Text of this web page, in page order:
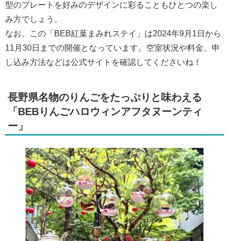
型のプレートを好みのデザインに彩ることもひとつの楽し
み方でしょう。
なお、この「BEB紅葉まみれステイ」は2024年9月1日から
11月30日までの開催となっています。空室状況や料金、申
し込み方法などは公式サイトを確認してくださいね！
長野県名物のりんごをたっぷりと味わえる
「BEBりんごハロウィンアフタヌーンティ
ー」